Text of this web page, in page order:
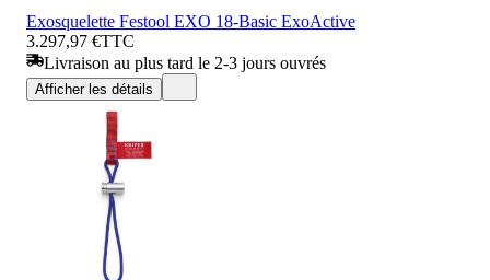
Exosquelette Festool EXO 18-Basic ExoActive
3.297,97 €TTC
Livraison au plus tard le 2-3 jours ouvrés
Afficher les détails